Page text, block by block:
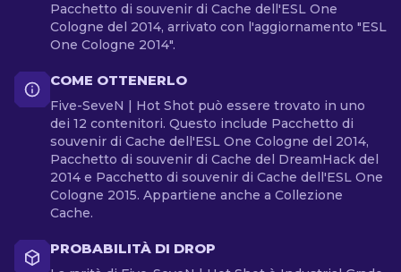
Pacchetto di souvenir di Cache dell'ESL One
Cologne del 2014, arrivato con l'aggiornamento "ESL
One Cologne 2014".
COME OTTENERLO
Five-SeveN | Hot Shot può essere trovato in uno
dei 12 contenitori. Questo include Pacchetto di
souvenir di Cache dell'ESL One Cologne del 2014,
Pacchetto di souvenir di Cache del DreamHack del
2014 e Pacchetto di souvenir di Cache dell'ESL One
Cologne 2015. Appartiene anche a Collezione
Cache.
PROBABILITÀ DI DROP